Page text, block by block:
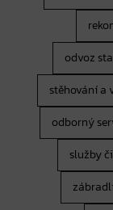
odvoz
stěhování a
odborný
služby